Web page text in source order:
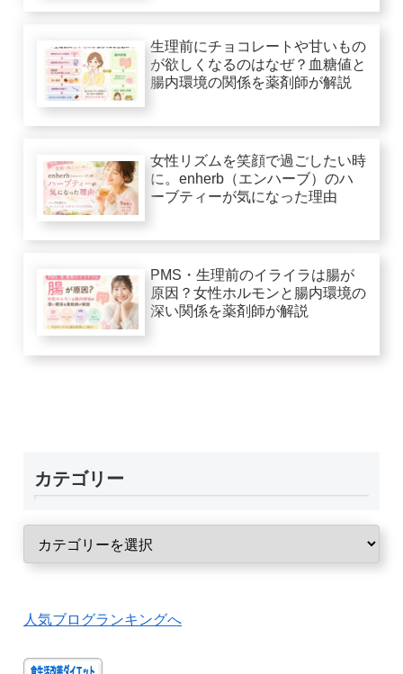
生理前にチョコレートや甘いもの
が欲しくなるのはなぜ？血糖値と
腸内環境の関係を薬剤師が解説
女性リズムを笑顔で過ごしたい時
に。enherb（エンハーブ）のハ
ーブティーが気になった理由
PMS・生理前のイライラは腸が
原因？女性ホルモンと腸内環境の
深い関係を薬剤師が解説
カテゴリー
人気ブログランキングへ